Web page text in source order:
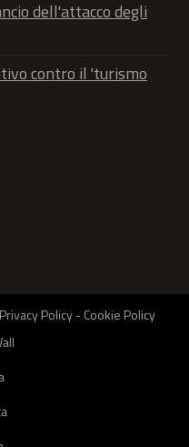
dell'attacco degli
contro il 'turismo
Privacy Policy-Cookie Policy